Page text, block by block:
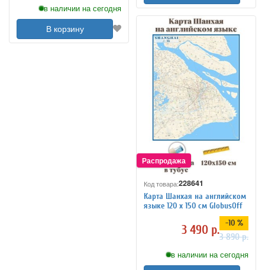
в наличии на сегодня
В корзину
Код товара:228641
Карта Шанхая на английском
языке 120 х 150 см GlobusOff
3 490 р. -10 %
3 890 р.
в наличии на сегодня